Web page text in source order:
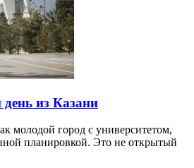
из Казани
молодой город с университетом,
планировкой. Это не открытый